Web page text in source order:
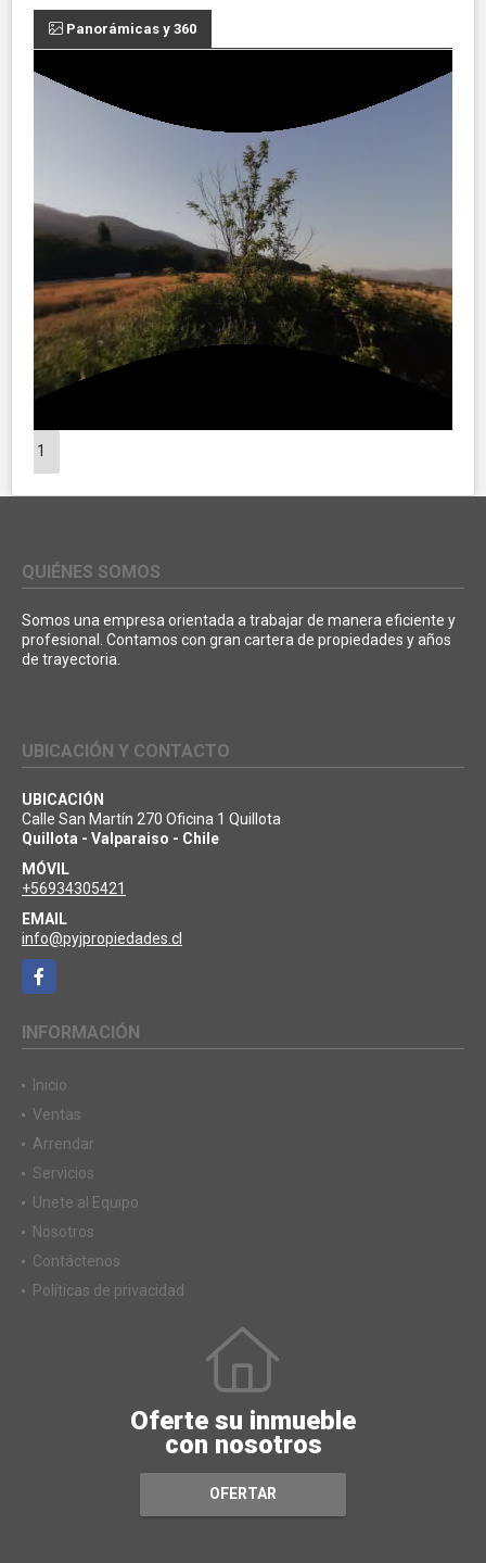
Panorámicas y 360
1
QUIÉNES SOMOS
Somos una empresa orientada a trabajar de manera eficiente y
profesional. Contamos con gran cartera de propiedades y años
de trayectoria.
UBICACIÓN Y CONTACTO
UBICACIÓN
Calle San Martín 270 Oficina 1 Quillota
Quillota - Valparaiso - Chile
MÓVIL
+56934305421
EMAIL
info@pyjpropiedades.cl
Facebook
INFORMACIÓN
Inicio
Ventas
Arrendar
Servicios
Unete al Equipo
Nosotros
Contáctenos
Políticas de privacidad
Oferte su inmueble
con nosotros
OFERTAR